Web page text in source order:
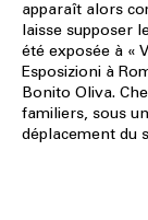
apparaît alors
laisse supposer
été exposée à «
Esposizioni à
Bonito Oliva.
familiers, sous
déplacement du